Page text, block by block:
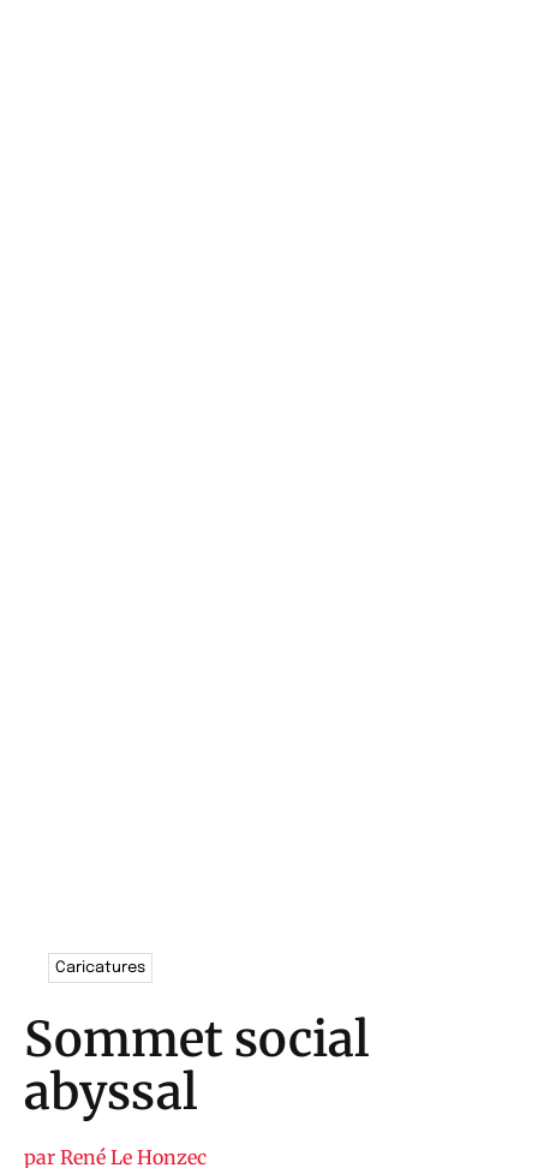
Caricatures
Sommet social
abyssal
par René Le Honzec